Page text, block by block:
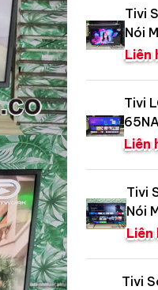
Tivi
Nói
Liên
Tivi
Liên
Tivi
Nói
Liên
Tivi